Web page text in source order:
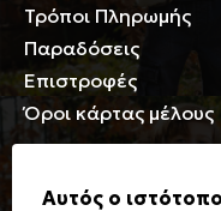
Τρόποι Πληρωμής
Παραδόσεις
Επιστροφές
Όροι κάρτας μέλους
Γενικά
Αυτός ο